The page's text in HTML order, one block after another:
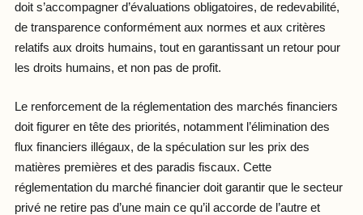
doit s’accompagner d’évaluations obligatoires, de redevabilité,
de transparence conformément aux normes et aux critères
relatifs aux droits humains, tout en garantissant un retour pour
les droits humains, et non pas de profit.
Le renforcement de la réglementation des marchés financiers
doit figurer en tête des priorités, notamment l’élimination des
flux financiers illégaux, de la spéculation sur les prix des
matières premières et des paradis fiscaux. Cette
réglementation du marché financier doit garantir que le secteur
privé ne retire pas d’une main ce qu’il accorde de l’autre et